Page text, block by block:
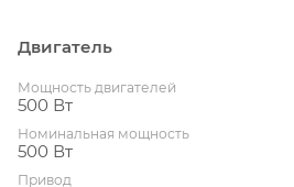
Двигатель
Мощность двигателей
500 Вт
Номинальная мощность
500 Вт
Привод